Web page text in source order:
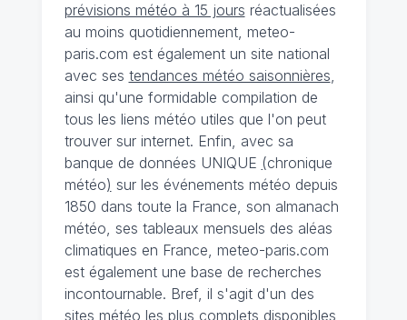
prévisions météo à 15 jours réactualisées
au moins quotidiennement, meteo-
paris.com est également un site national
avec ses tendances météo saisonnières,
ainsi qu'une formidable compilation de
tous les liens météo utiles que l'on peut
trouver sur internet. Enfin, avec sa
banque de données UNIQUE (chronique
météo) sur les événements météo depuis
1850 dans toute la France, son almanach
météo, ses tableaux mensuels des aléas
climatiques en France, meteo-paris.com
est également une base de recherches
incontournable. Bref, il s'agit d'un des
sites météo les plus complets disponibles